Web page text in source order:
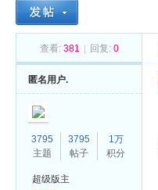
› ›
查看: 381 回复: 0
匿名用户.
3795
主题
3795
帖子
1万
积分
超级版主